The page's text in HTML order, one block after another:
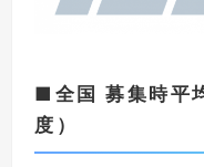
■ 全国 募集時平
度 ）